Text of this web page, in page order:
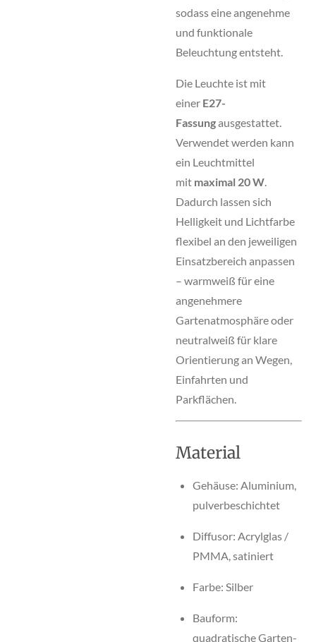
sodass eine angenehme
und funktionale
Beleuchtung entsteht.
Die Leuchte ist mit
einer E27-
Fassungausgestattet.
Verwendet werden kann
ein Leuchtmittel
mit maximal 20 W.
Dadurch lassen sich
Helligkeit und Lichtfarbe
flexibel an den jeweiligen
Einsatzbereich anpassen
– warmweiß für eine
angenehmere
Gartenatmosphäre oder
neutralweiß für klare
Orientierung an Wegen,
Einfahrten und
Parkflächen.
Material
Gehäuse: Aluminium,
pulverbeschichtet
Diffusor: Acrylglas /
PMMA, satiniert
Farbe: Silber
Bauform:
quadratische Garten-